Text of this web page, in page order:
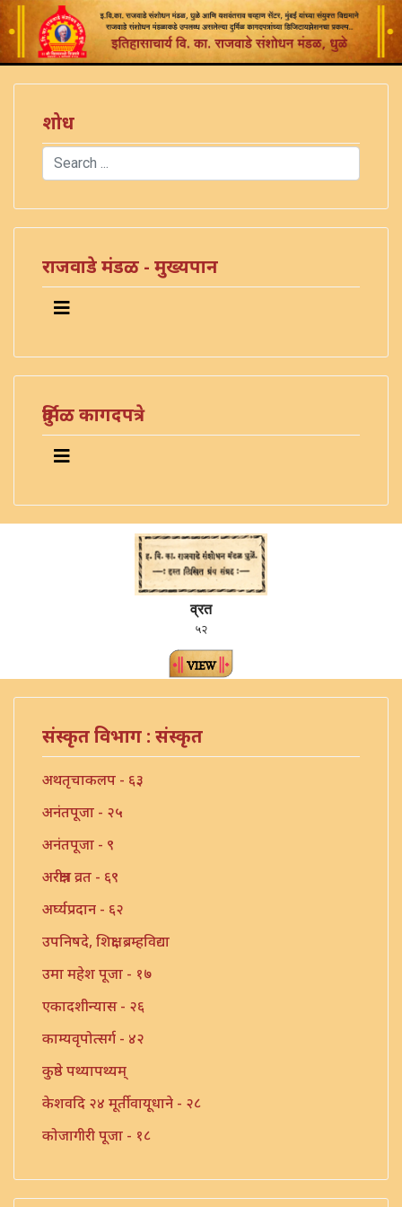
शोध
Search
राजवाडे मंडळ - मुख्यपान
दुर्मिळ कागदपत्रे
व्रत
५२
संस्कृत विभाग : संस्कृत
अथतृचाकलप - ६३
अनंतपूजा - २५
अनंतपूजा - ९
अरक्षीत्र व्रत - ६९
अर्घ्यप्रदान - ६२
उपनिषदे, शिक्षा, ब्रम्हविद्या
उमा महेश पूजा - १७
एकादशीन्यास - २६
काम्यवृपोत्सर्ग - ४२
कुष्ठे पथ्यापथ्यम्
केशवदि २४ मूर्तीवायूधाने - २८
कोजागीरी पूजा - १८
गणपति पार्थिव पूजा - ५६